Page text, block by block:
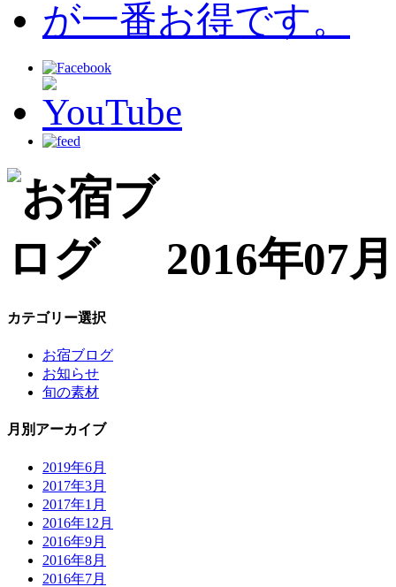
2016年07
カテゴリー選択
お宿ブログ
お知らせ
旬の素材
月別アーカイブ
2019年6月
2017年3月
2017年1月
2016年12月
2016年9月
2016年8月
2016年7月